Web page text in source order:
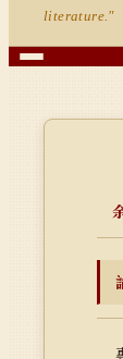
literature."